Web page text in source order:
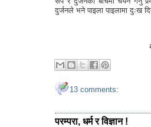
दुर्जनले भने पाइला पाइलामा दुःख
13 comments:
परम्परा, धर्म र विज्ञान !